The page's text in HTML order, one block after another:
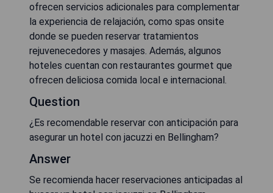
ofrecen servicios adicionales para complementar
la experiencia de relajación, como spas onsite
donde se pueden reservar tratamientos
rejuvenecedores y masajes. Además, algunos
hoteles cuentan con restaurantes gourmet que
ofrecen deliciosa comida local e internacional.
Question
¿Es recomendable reservar con anticipación para
asegurar un hotel con jacuzzi en Bellingham?
Answer
Se recomienda hacer reservaciones anticipadas al